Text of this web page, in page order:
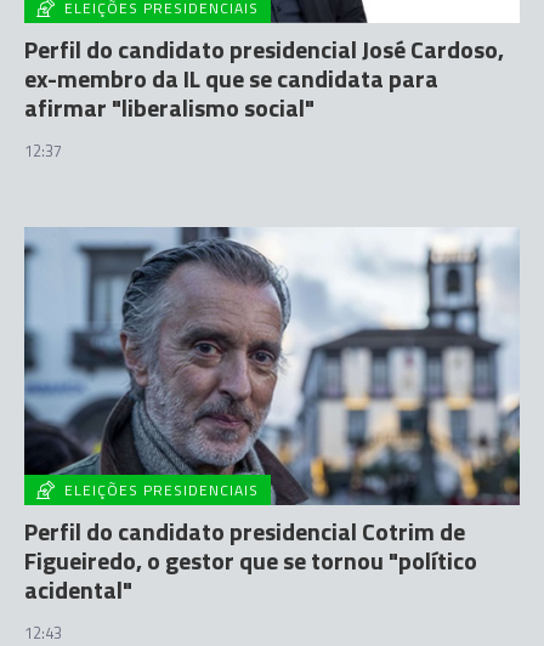
ELEIÇÕES PRESIDENCIAIS
Perfil do candidato presidencial José Cardoso,
ex-membro da IL que se candidata para
afirmar "liberalismo social"
12:37
ELEIÇÕES PRESIDENCIAIS
Perfil do candidato presidencial Cotrim de
Figueiredo, o gestor que se tornou "político
acidental"
12:43